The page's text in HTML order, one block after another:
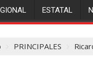
ESTATAL
PRINCIPALES